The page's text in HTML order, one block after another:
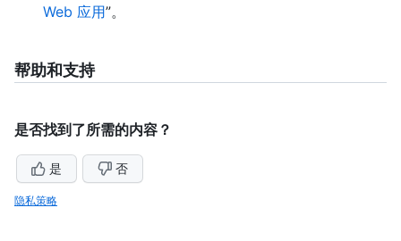
Web 应用”。
帮助和支持
是否找到了所需的内容？
是 否
隐私策略